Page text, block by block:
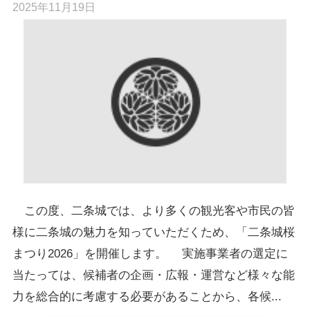
2025年11月19日
この度、二条城では、より多くの観光客や市民の皆
様に二条城の魅力を知っていただくため、「二条城桜
まつり2026」を開催します。 実施事業者の選定に
当たっては、候補者の企画・広報・運営など様々な能
力を総合的に考慮する必要があることから、各候...